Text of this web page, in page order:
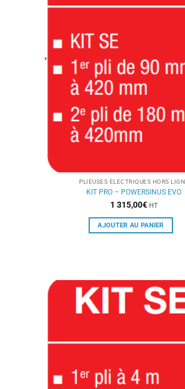
PLIEUSES ÉLECTRIQUES HORS
KIT PRO – POWERSINUS EVO
1 315,00€ HT
AJOUTER AU PANIER